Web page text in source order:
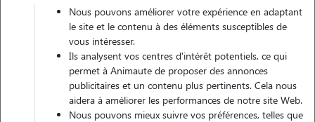
Véhiculé
Gardes réalisées
Contacter
L'envoi d'une demande est sans engagement
Nous pouvons améliorer votre expérience en adaptant
le site et le contenu à des éléments susceptibles de
vous intéresser.
Ils analysent vos centres d'intérêt potentiels, ce qui
permet à Animaute de proposer des annonces
publicitaires et un contenu plus pertinents. Cela nous
aidera à améliorer les performances de notre site Web.
Nous pouvons mieux suivre vos préférences, telles que